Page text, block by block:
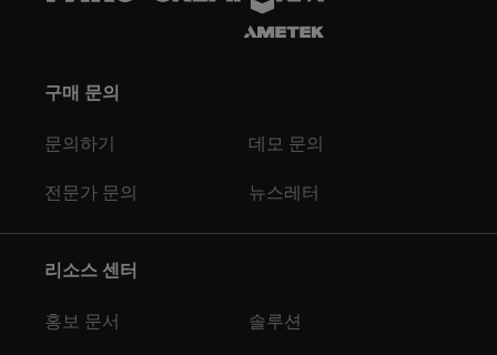
구매 문의
문의하기 데모 문의
전문가 문의 뉴스레터
리소스 센터
홍보 문서 솔루션